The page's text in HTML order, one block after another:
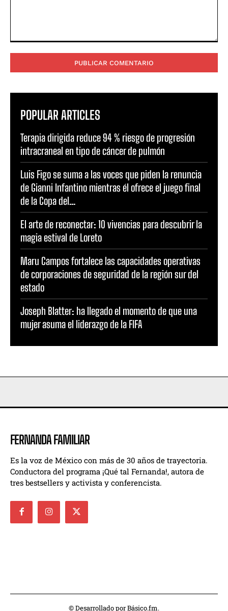
POPULAR ARTICLES
Terapia dirigida reduce 94 % riesgo de progresión
intracraneal en tipo de cáncer de pulmón
Luis Figo se suma a las voces que piden la renuncia
de Gianni Infantino mientras él ofrece el juego final
de la Copa del...
El arte de reconectar: 10 vivencias para descubrir la
magia estival de Loreto
Maru Campos fortalece las capacidades operativas
de corporaciones de seguridad de la región sur del
estado
Joseph Blatter: ha llegado el momento de que una
mujer asuma el liderazgo de la FIFA
FERNANDA FAMILIAR
Es la voz de México con más de 30 años de trayectoria.
Conductora del programa ¡Qué tal Fernanda!, autora de
tres bestsellers y activista y conferencista.
© Desarrollado por Básico.fm.